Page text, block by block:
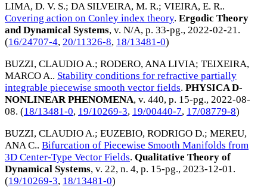
LIMA, D. V. S.; DA SILVEIRA, M. R.; VIEIRA, E. R..
Covering action on Conley index theory. Ergodic Theory
and Dynamical Systems, v. N/A, p. 33-pg., 2022-02-21.
(16/24707-4, 20/11326-8, 18/13481-0)
BUZZI, CLAUDIO A.; RODERO, ANA LIVIA; TEIXEIRA,
MARCO A.. Stability conditions for refractive partially
integrable piecewise smooth vector fields. PHYSICA D-
NONLINEAR PHENOMENA, v. 440, p. 15-pg., 2022-08-
08. (18/13481-0, 19/10269-3, 19/00440-7, 17/08779-8)
BUZZI, CLAUDIO A.; EUZEBIO, RODRIGO D.; MEREU,
ANA C.. Bifurcation of Piecewise Smooth Manifolds from
3D Center-Type Vector Fields. Qualitative Theory of
Dynamical Systems, v. 22, n. 4, p. 15-pg., 2023-12-01.
(19/10269-3, 18/13481-0)